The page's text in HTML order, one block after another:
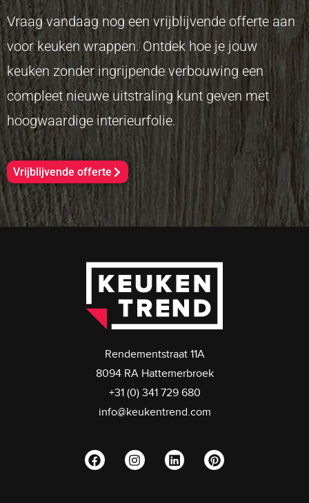
Vraag vandaag nog een vrijblijvende offerte aan
voor keuken wrappen. Ontdek hoe je jouw
keuken zonder ingrijpende verbouwing een
compleet nieuwe uitstraling kunt geven met
hoogwaardige interieurfolie.
Vrijblijvende offerte
Rendementstraat 11A
8094 RA Hattemerbroek
+31 (0) 341 729 680
info@keukentrend.com